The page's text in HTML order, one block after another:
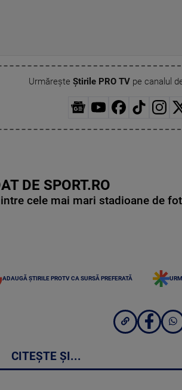
Urmărește Știrile PRO TVpe canalul
DE SPORT.RO
cele mai mari stadioane de
ADAUGĂ ȘTIRILE PROTV CA SURSĂ PREFERATĂ
CITEȘTE ȘI...